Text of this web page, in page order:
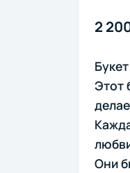
2
Этот
Они